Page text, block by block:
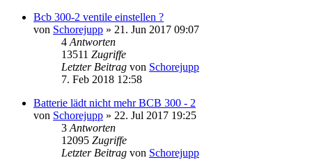
Bcb 300-2 ventile einstellen ?
von Schorejupp » 21. Jun 2017 09:07
4 Antworten
13511 Zugriffe
Letzter Beitrag von Schorejupp
7. Feb 2018 12:58
Batterie lädt nicht mehr BCB 300 - 2
von Schorejupp » 22. Jul 2017 19:25
3 Antworten
12095 Zugriffe
Letzter Beitrag von Schorejupp